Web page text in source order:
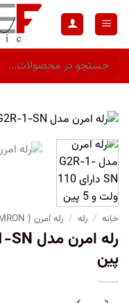
خانه / رله / رله امرن ( OMRON )
پین